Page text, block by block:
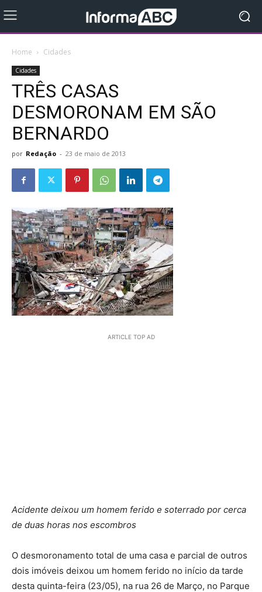
Home Cidades
Cidades
TRÊS CASAS
DESMORONAM EM SÃO
BERNARDO
por Redação - 23 de maio de 2013
ARTICLE TOP AD
Acidente deixou um homem ferido e soterrado por cerca
de duas horas nos escombros
O desmoronamento total de uma casa e parcial de outros
dois imóveis deixou um homem ferido no início da tarde
desta quinta-feira (23/05), na rua 26 de Março, no Parque